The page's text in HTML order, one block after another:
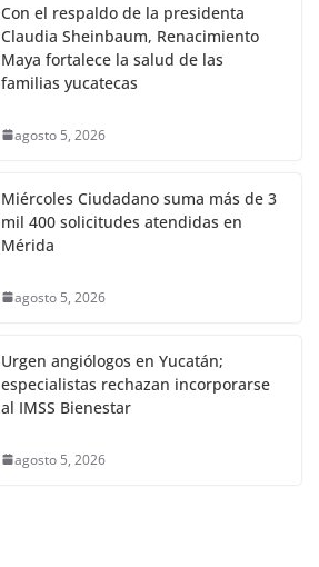
Con el respaldo de la presidenta
Claudia Sheinbaum, Renacimiento
Maya fortalece la salud de las
familias yucatecas
agosto 5, 2026
Miércoles Ciudadano suma más de 3
mil 400 solicitudes atendidas en
Mérida
agosto 5, 2026
Urgen angiólogos en Yucatán;
especialistas rechazan incorporarse
al IMSS Bienestar
agosto 5, 2026